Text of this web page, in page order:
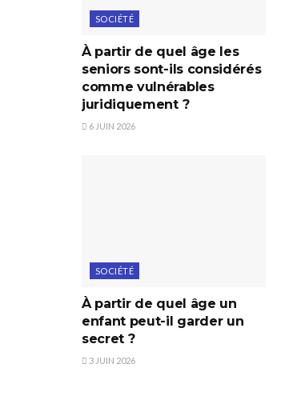
SOCIÉTÉ
À partir de quel âge les
seniors sont-ils considérés
comme vulnérables
juridiquement ?
6 JUIN 2026
SOCIÉTÉ
À partir de quel âge un
enfant peut-il garder un
secret ?
3 JUIN 2026